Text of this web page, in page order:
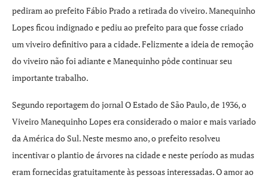
pediram ao prefeito Fábio Prado a retirada do viveiro. Manequinho
Lopes ficou indignado e pediu ao prefeito para que fosse criado
um viveiro definitivo para a cidade. Felizmente a ideia de remoção
do viveiro não foi adiante e Manequinho pôde continuar seu
importante trabalho.
Segundo reportagem do jornal O Estado de São Paulo, de 1936, o
Viveiro Manequinho Lopes era considerado o maior e mais variado
da América do Sul. Neste mesmo ano, o prefeito resolveu
incentivar o plantio de árvores na cidade e neste período as mudas
eram fornecidas gratuitamente às pessoas interessadas. O amor ao